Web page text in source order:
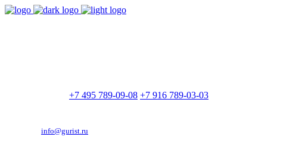
+7 495 789-09-08 +7 916 789-03-03
info@gurist.ru